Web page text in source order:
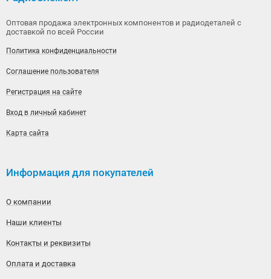
Оптовая продажа электронных компонентов и радиодеталей с
доставкой по всей России
Политика конфиденциальности
Соглашение пользователя
Регистрация на сайте
Вход в личный кабинет
Карта сайта
Информация для покупателей
О компании
Наши клиенты
Контакты и реквизиты
Оплата и доставка